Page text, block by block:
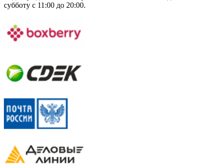
субботу с 11:00 до 20:00.